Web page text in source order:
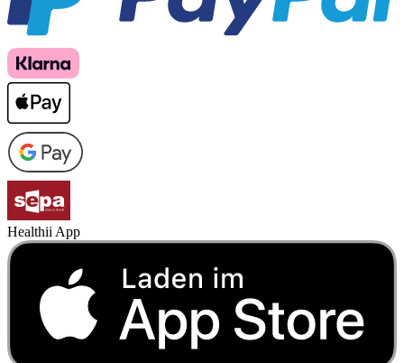
Healthii App